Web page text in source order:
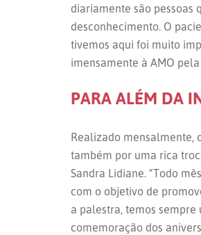
diariamente são pessoas
desconhecimento. O
tivemos aqui foi muito
imensamente à AMO
PARA ALÉM DA
Realizado mensalmente,
também por uma rica
Sandra Lidiane. “Todo
com o objetivo de
a palestra, temos
comemoração dos